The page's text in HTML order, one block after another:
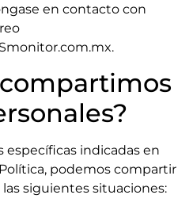
en contacto con
.
específicas indicadas en
podemos compartir
siguientes situaciones: